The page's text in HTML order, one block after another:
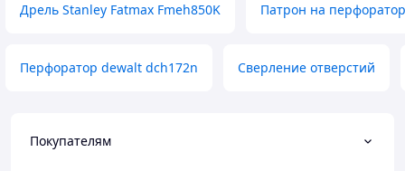
Дрель Stanley Fatmax Fmeh850K Патрон на
Перфоратор dewalt dch172n Сверление отверстий
Покупателям